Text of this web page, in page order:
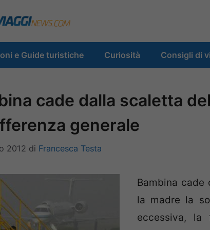
e Guide turistiche Curiosità Consigli di
cade dalla scaletta
generale
2012 di Francesca Testa
Bambina cade
la madre la
eccessiva, la